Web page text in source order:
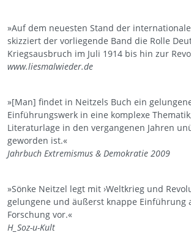
»Auf dem neuesten Stand der
skizziert der vorliegende Band die Rolle
Kriegsausbruch im Juli 1914 bis hin zur
www.liesmalwieder.de
»[Man] findet in Neitzels Buch ein
Einführungswerk in eine komplexe
Literaturlage in den vergangenen Jahren
geworden ist.«
Jahrbuch Extremismus & Demokratie 2009
»Sönke Neitzel legt mit ›Weltkrieg und
gelungene und äußerst knappe Einführung
Forschung vor.«
H_Soz-u-Kult